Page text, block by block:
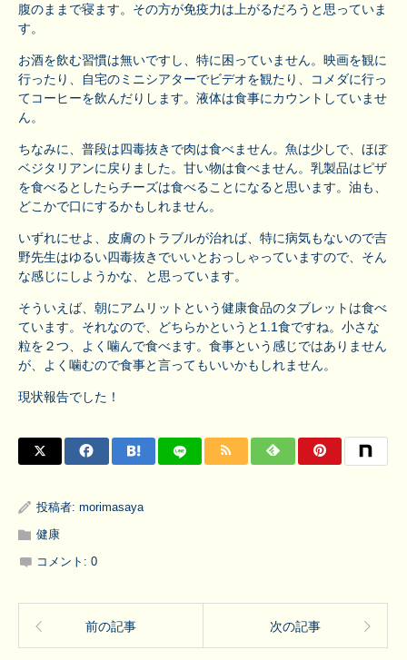
腹のままで寝ます。その方が免疫力は上がるだろうと思っていま
す。
お酒を飲む習慣は無いですし、特に困っていません。映画を観に
行ったり、自宅のミニシアターでビデオを観たり、コメダに行っ
てコーヒーを飲んだりします。液体は食事にカウントしていませ
ん。
ちなみに、普段は四毒抜きで肉は食べません。魚は少しで、ほぼ
ベジタリアンに戻りました。甘い物は食べません。乳製品はピザ
を食べるとしたらチーズは食べることになると思います。油も、
どこかで口にするかもしれません。
いずれにせよ、皮膚のトラブルが治れば、特に病気もないので吉
野先生はゆるい四毒抜きでいいとおっしゃっていますので、そん
な感じにしようかな、と思っています。
そういえば、朝にアムリットという健康食品のタブレットは食べ
ています。それなので、どちらかというと1.1食ですね。小さな
粒を２つ、よく噛んで食べます。食事という感じではありません
が、よく噛むので食事と言ってもいいかもしれません。
現状報告でした！
投稿者: morimasaya
健康
コメント: 0
前の記事 次の記事